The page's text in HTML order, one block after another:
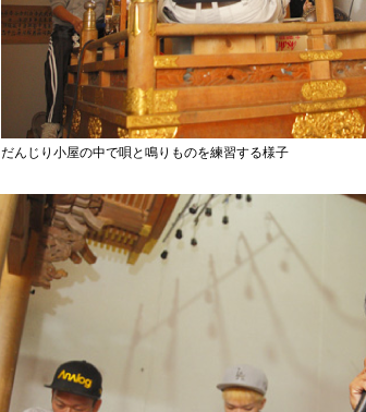
だんじり小屋の中で唄と鳴りものを練習する様子